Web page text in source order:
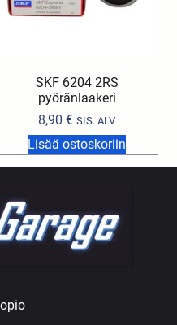
SKF 6204 2RS
pyöränlaakeri
8,90€ SIS. ALV
Lisää ostoskoriin